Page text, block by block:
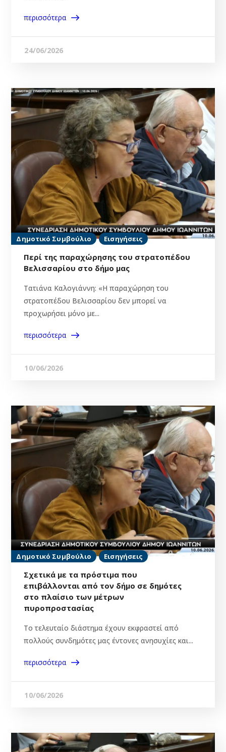
περισσότερα
24/06/2026
Δημοτικό Συμβούλιο Εισηγήσεις
Περί της παραχώρησης του στρατοπέδου
Βελισσαρίου στο δήμο μας
Τατιάνα Καλογιάννη: «Η παραχώρηση του
στρατοπέδου Βελισσαρίου δεν μπορεί να
προχωρήσει μόνο με...
περισσότερα
10/06/2026
Δημοτικό Συμβούλιο Εισηγήσεις
Σχετικά με τα πρόστιμα που
επιβάλλονται από τον δήμο σε δημότες
στο πλαίσιο των μέτρων
πυροπροστασίας
Το τελευταίο διάστημα έχουν εκφραστεί από
πολλούς συνδημότες μας έντονες ανησυχίες και...
περισσότερα
10/06/2026